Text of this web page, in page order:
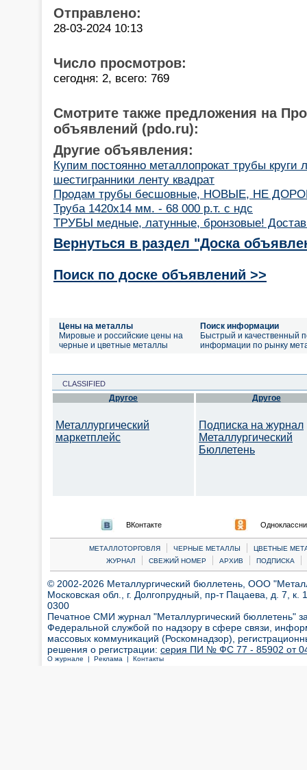
Отправлено:
28-03-2024 10:13
Число просмотров:
сегодня: 2, всего: 769
Смотрите также предложения на
объявлений (pdo.ru):
Другие объявления:
Купим постоянно металлопрокат трубы круги
шестигранники ленту квадрат
Продам трубы бесшовные, НОВЫЕ, НЕ
Труба 1420х14 мм. - 68 000 р.т. с ндс
ТРУБЫ медные, латунные, бронзовые!
Вернуться в раздел "Доска
Поиск по доске объявлений >>
Цены на металлы
Мировые и российские цены на
черные и цветные металлы
Поиск информации
Быстрый и качественный
информации по рынку
CLASSIFIED
Другое
Металлургический
маркетплейс
Другое
Подписка на журнал
Металлургический
Бюллетень
ВКонтакте
МЕТАЛЛОТОРГОВЛЯ | ЧЕРНЫЕ МЕТАЛЛЫ |
ЦВЕТНЫЕ
ЖУРНАЛ
| СВЕЖИЙ НОМЕР | АРХИВ | ПОДПИСКА |
© 2002-2026 Металлургический бюллетень, ООО
Московская обл., г. Долгопрудный, пр-т Пацаева, д. 7,
0300
Печатное СМИ журнал "Металлургический бюллетень"
Федеральной службой по надзору в сфере связи,
массовых коммуникаций (Роскомнадзор),
решения о регистрации: серия ПИ № ФС 77 - 85902 от 04
О журнале | Реклама | Контакты